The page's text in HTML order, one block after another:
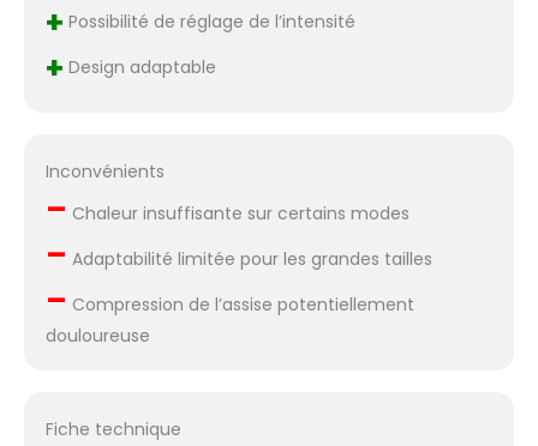
ou une chaise de salle à
femmes, amis qui ont
Pour une raison
coussin de chaise de
+ Possibilité de réglage de l’intensité
+ Design adaptable
Inconvénients
– Chaleur insuffisante sur certains modes
– Adaptabilité limitée pour les grandes tailles
– Compression de l’assise potentiellement
douloureuse
Fiche technique